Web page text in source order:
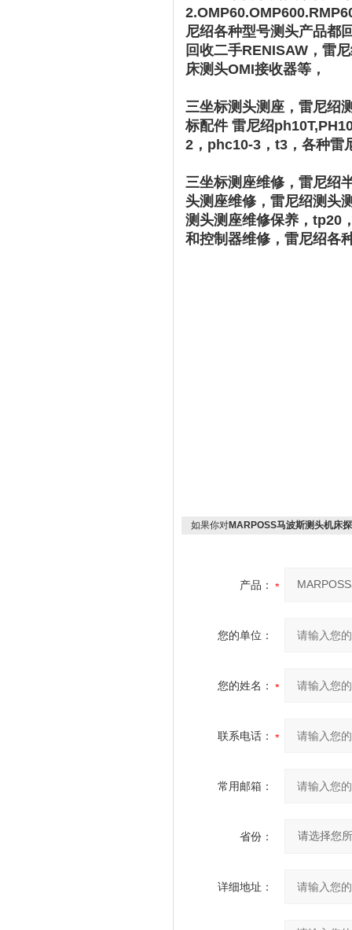
尼绍各种型号测头产品都
回收二手RENISAW，雷
床测头OMI接收器等，
三坐标测头测座，雷尼绍
标配件 雷尼绍
2，phc10-3，t3，各种雷
三坐标测座维修，雷尼绍
头测座维修，雷尼绍测头
测头测座维修保养，tp20
和控制器维修，雷尼绍各
如果你对MARPOSS马波斯测头机床
产品：
您的单位：
您的姓名：
联系电话：
常用邮箱：
省份：
详细地址：